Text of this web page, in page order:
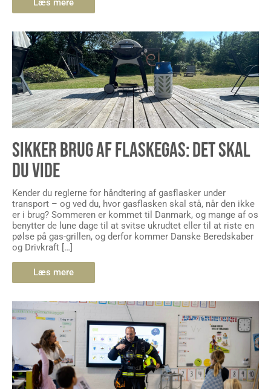
Læs mere
SIKKER BRUG AF FLASKEGAS: DET SKAL
DU VIDE
Kender du reglerne for håndtering af gasflasker under
transport – og ved du, hvor gasflasken skal stå, når den ikke
er i brug? Sommeren er kommet til Danmark, og mange af os
benytter de lune dage til at svitse ukrudtet eller til at riste en
pølse på gas-grillen, og derfor kommer Danske Beredskaber
og Drivkraft […]
Læs mere